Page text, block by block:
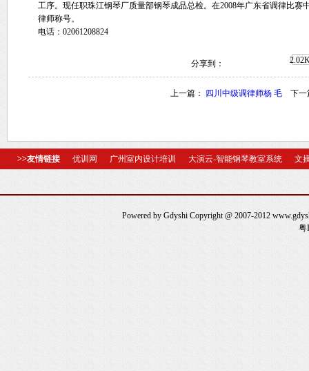
工序。现任职珠江钢琴厂质量部钢琴成品总检。在2008年广东省调律比赛
律师称号。
电话：02061208824
分享到：
上一篇： 四川中级调律师杨 毛 下一
>>友情链接 优训网 广州室内设计培训 大演云-智能钢琴教室系统 文
Powered by Gdyshi Copyright @ 2007-2012
粤